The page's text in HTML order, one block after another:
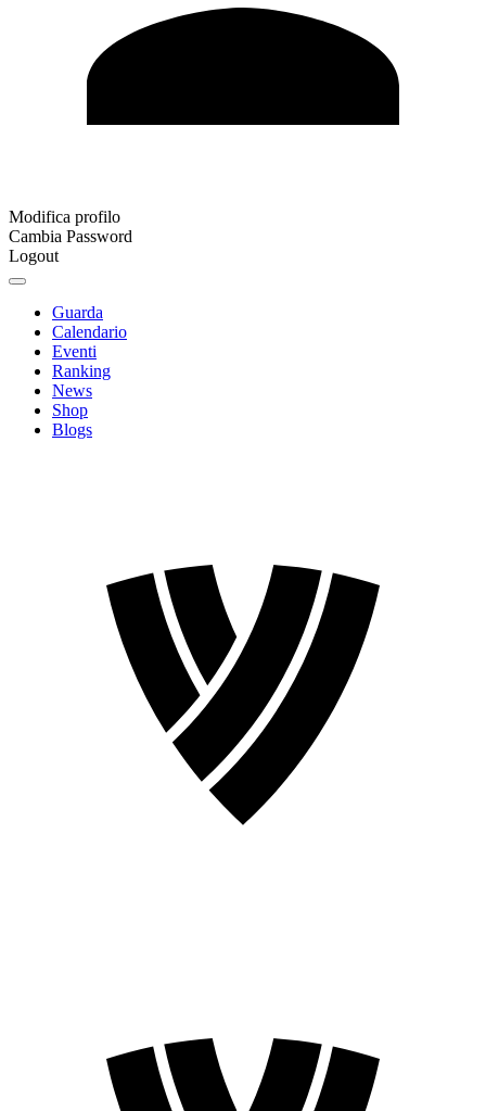
Modifica profilo
Cambia Password
Logout
Guarda
Calendario
Eventi
Ranking
News
Shop
Blogs